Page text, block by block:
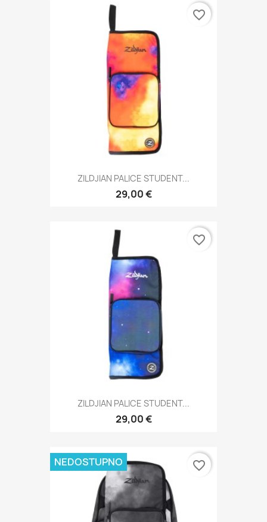
ZILDJIAN PALICE STUDENT...
29,00 €
favorite_border
ZILDJIAN PALICE STUDENT...
29,00 €
favorite_border
NEDOSTUPNO favorite_border